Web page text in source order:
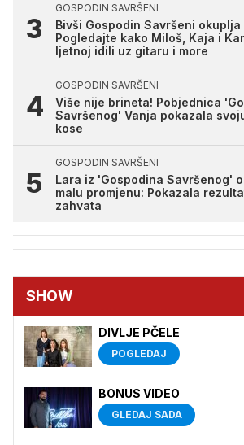
GOSPODIN SAVRŠENI
Bivši Gospodin Savršeni
Pogledajte kako Miloš, Kaja i
ljetnoj idili uz gitaru i more
GOSPODIN SAVRŠENI
Više nije brineta! Pobjednica
Savršenog' Vanja pokazala
kose
GOSPODIN SAVRŠENI
Lara iz 'Gospodina Savršenog'
malu promjenu: Pokazala
zahvata
SHOW
DIVLJE PČELE
POGLEDAJ
BONUS VIDEO
GLEDAJ SADA